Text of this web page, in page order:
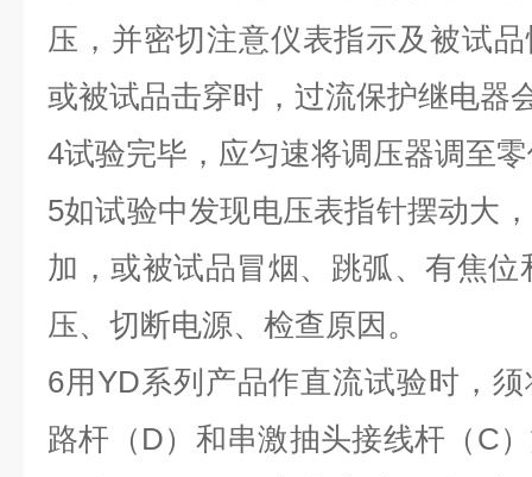
压，并密切注意仪表指示及被试
或被试品击穿时，过流保护继电器
4试验完毕，应匀速将调压器调至
5如试验中发现电压表指针摆动大
加，或被试品冒烟、跳弧、有焦位
压、切断电源、检查原因。
6用 YD系列产品作直流试验时，
路杆（ D）和串激抽头接线杆（ C